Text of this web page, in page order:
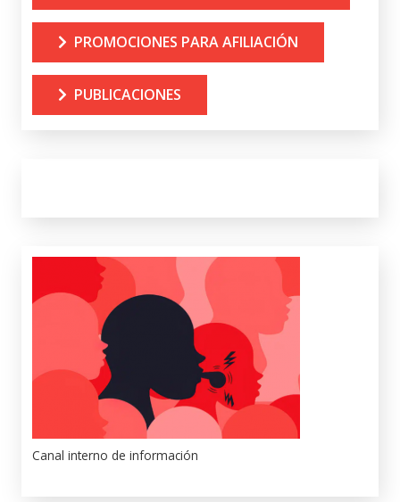
PROMOCIONES PARA AFILIACIÓN
PUBLICACIONES
Canal interno de información